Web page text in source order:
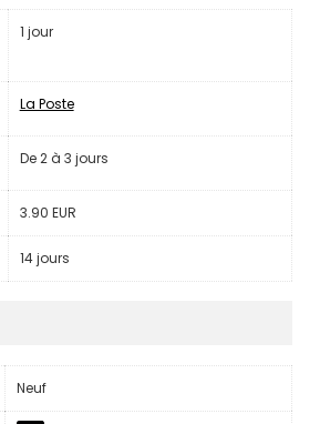
1 jour
La Poste
De 2 à 3 jours
3.90 EUR
14 jours
Neuf